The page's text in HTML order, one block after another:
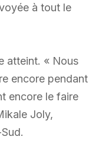
à tout le
atteint. « Nous
encore pendant
encore le faire
Joly,